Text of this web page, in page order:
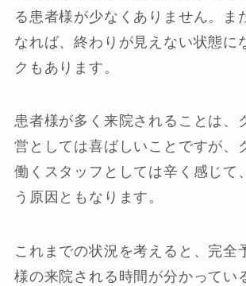
る患者様が少なくありません。ま
なれば、終わりが見えない状態に
クもあります。
患者様が多く来院されることは、
営としては喜ばしいことですが、
働くスタッフとしては辛く感じて
う原因ともなります。
これまでの状況を考えると、完全
様の来院される時間が分かってい